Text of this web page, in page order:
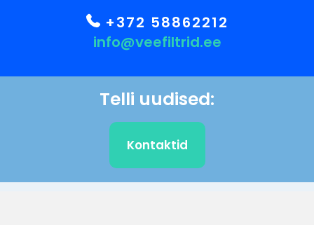
+372 58862212
info@veefiltrid.ee
Telli uudised:
Kontaktid